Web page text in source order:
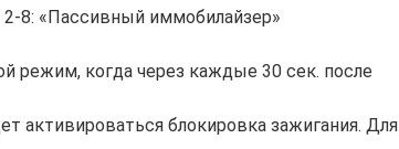
8: «Пассивный иммобилайзер»
режим, когда через каждые 30 сек. после
активироваться блокировка зажигания. Для